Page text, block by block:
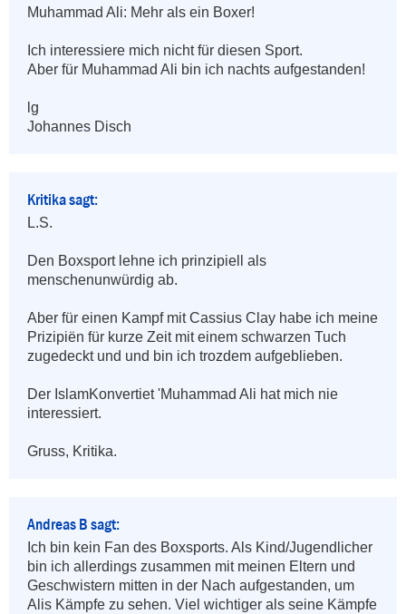
Muhammad Ali: Mehr als ein Boxer!
Ich interessiere mich nicht für diesen Sport.
Aber für Muhammad Ali bin ich nachts aufgestanden!
lg
Johannes Disch
Kritika sagt:
L.S.
Den Boxsport lehne ich prinzipiell als
menschenunwürdig ab.
Aber für einen Kampf mit Cassius Clay habe ich meine
Prizipiën für kurze Zeit mit einem schwarzen Tuch
zugedeckt und und bin ich trozdem aufgeblieben.
Der IslamKonvertiet 'Muhammad Ali hat mich nie
interessiert.
Gruss, Kritika.
Andreas B sagt:
Ich bin kein Fan des Boxsports. Als Kind/Jugendlicher
bin ich allerdings zusammen mit meinen Eltern und
Geschwistern mitten in der Nach aufgestanden, um
Alis Kämpfe zu sehen. Viel wichtiger als seine Kämpfe